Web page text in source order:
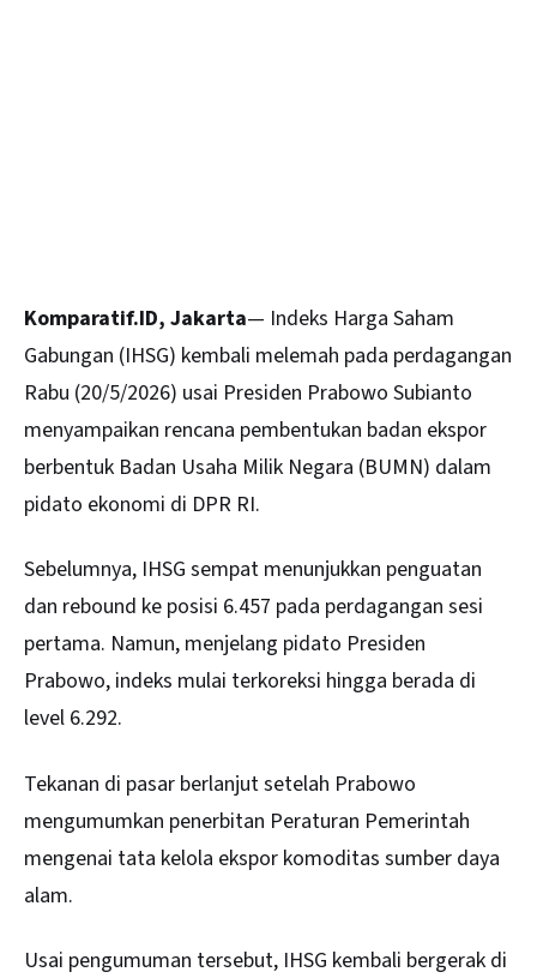
Komparatif.ID, Jakarta— Indeks Harga Saham
Gabungan (IHSG) kembali melemah pada perdagangan
Rabu (20/5/2026) usai Presiden Prabowo Subianto
menyampaikan rencana pembentukan badan ekspor
berbentuk Badan Usaha Milik Negara (BUMN) dalam
pidato ekonomi di DPR RI.
Sebelumnya, IHSG sempat menunjukkan penguatan
dan rebound ke posisi 6.457 pada perdagangan sesi
pertama. Namun, menjelang pidato Presiden
Prabowo, indeks mulai terkoreksi hingga berada di
level 6.292.
Tekanan di pasar berlanjut setelah Prabowo
mengumumkan penerbitan Peraturan Pemerintah
mengenai tata kelola ekspor komoditas sumber daya
alam.
Usai pengumuman tersebut, IHSG kembali bergerak di